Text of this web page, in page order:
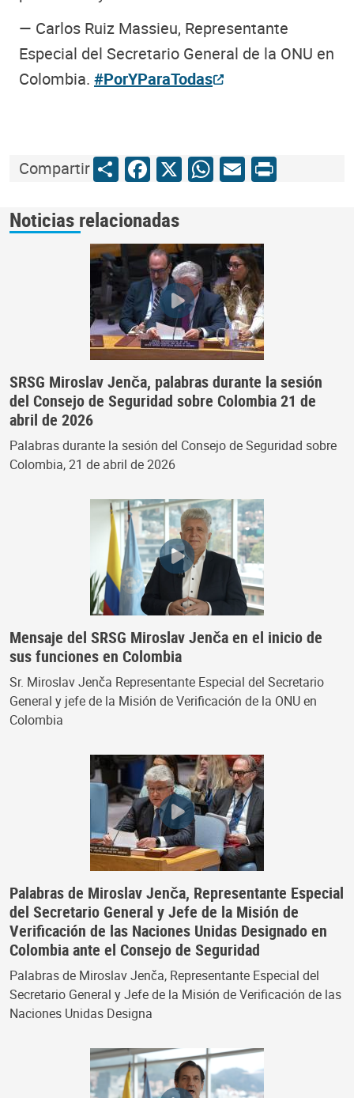
— Carlos Ruiz Massieu, Representante
Especial del Secretario General de la ONU en
Colombia. #PorYParaTodas
CompartirShareFacebook
X WhatsApp
Email
Print
Noticias relacionadas
SRSG Miroslav Jenča, palabras durante la sesión
del Consejo de Seguridad sobre Colombia 21 de
abril de 2026
Palabras durante la sesión del Consejo de Seguridad sobre
Colombia, 21 de abril de 2026
Mensaje del SRSG Miroslav Jenča en el inicio de
sus funciones en Colombia
Sr. Miroslav Jenča Representante Especial del Secretario
General y jefe de la Misión de Verificación de la ONU en
Colombia
Palabras de Miroslav Jenča, Representante Especial
del Secretario General y Jefe de la Misión de
Verificación de las Naciones Unidas Designado en
Colombia ante el Consejo de Seguridad
Palabras de Miroslav Jenča, Representante Especial del
Secretario General y Jefe de la Misión de Verificación de las
Naciones Unidas Designa